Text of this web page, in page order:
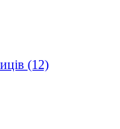
(12)